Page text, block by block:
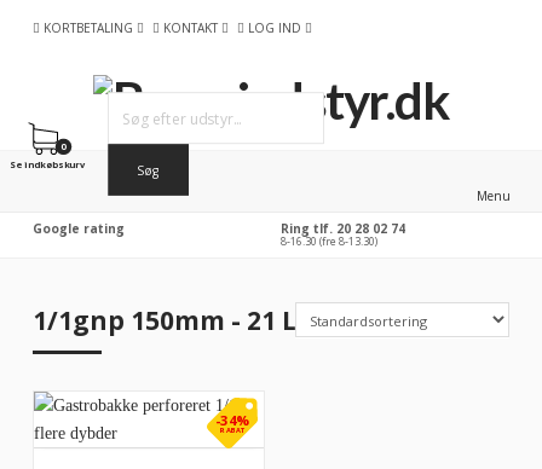
KORTBETALING KONTAKT LOG IND
Menu
0
Se indkøbskurv
Google rating Ring tlf. 20 28 02 74
8-16.30 (fre 8-13.30)
1/1gnp 150mm - 21 L
-34%
RABAT